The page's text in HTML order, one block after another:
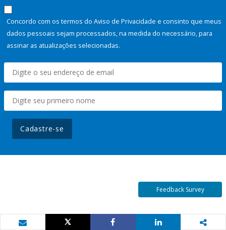
Concordo com os termos do Aviso de Privacidade e consinto que meus
dados pessoais sejam processados, na medida do necessário, para
assinar as atualizações selecionadas.
Cadastre-se
Feedback Survey